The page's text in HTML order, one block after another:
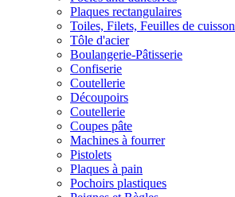
Plaques rectangulaires
Toiles, Filets, Feuilles de cuisson
Tôle d'acier
Boulangerie-Pâtisserie
Confiserie
Coutellerie
Découpoirs
Coutellerie
Coupes pâte
Machines à fourrer
Pistolets
Plaques à pain
Pochoirs plastiques